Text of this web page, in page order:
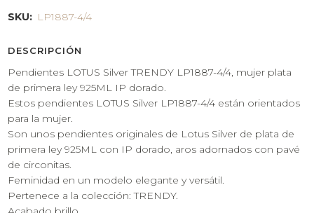
SKU: LP1887-4/4
DESCRIPCIÓN
Pendientes LOTUS Silver TRENDY LP1887-4/4, mujer plata
de primera ley 925ML IP dorado.
Estos pendientes LOTUS Silver LP1887-4/4 están orientados
para la mujer.
Son unos pendientes originales de Lotus Silver de plata de
primera ley 925ML con IP dorado, aros adornados con pavé
de circonitas.
Feminidad en un modelo elegante y versátil.
Pertenece a la colección: TRENDY.